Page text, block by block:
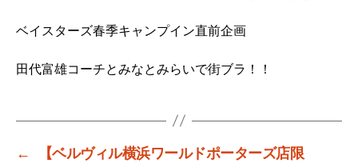
ベイスターズ春季キャンプイン直前企画
田代富雄コーチとみなとみらいで街ブラ！！
←
【ベルヴィル横浜ワールドポーターズ店限